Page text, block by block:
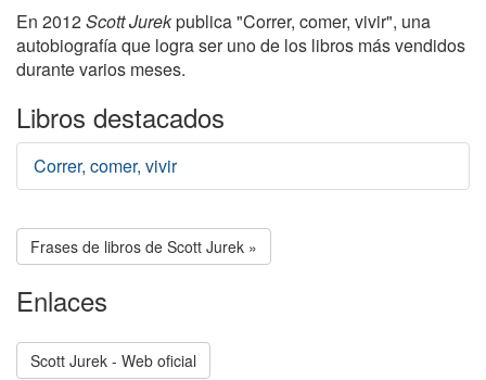
En 2012Scott Jurekpublica "Correr, comer, vivir", una
autobiografía que logra ser uno de los libros más vendidos
durante varios meses.
Libros destacados
Correr, comer, vivir
Frases de libros de Scott Jurek »
Enlaces
Scott Jurek - Web oficial